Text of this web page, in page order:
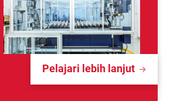
Pelajari lebih lanjut